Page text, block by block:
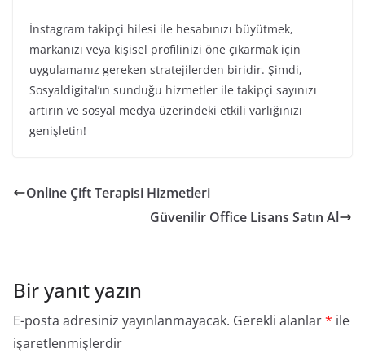
İnstagram takipçi hilesi ile hesabınızı büyütmek,
markanızı veya kişisel profilinizi öne çıkarmak için
uygulamanız gereken stratejilerden biridir. Şimdi,
Sosyaldigital’ın sunduğu hizmetler ile takipçi sayınızı
artırın ve sosyal medya üzerindeki etkili varlığınızı
genişletin!
Online Çift Terapisi Hizmetleri
Güvenilir Office Lisans Satın Al
Bir yanıt yazın
E-posta adresiniz yayınlanmayacak. Gerekli alanlar* ile
işaretlenmişlerdir